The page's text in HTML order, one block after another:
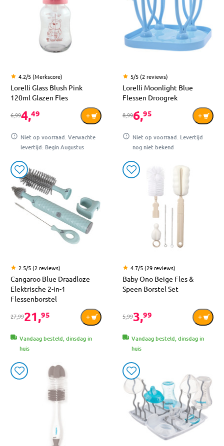
4.2/5 (Merkscore)
Lorelli Glass Blush Pink
120ml Glazen Fles
6,994,49
Niet op voorraad. Verwachte
levertijd: Begin Augustus
5/5 (2 reviews)
Lorelli Moonlight Blue
Flessen Droogrek
8,996,95
Niet op voorraad. Levertijd
nog niet bekend
2.5/5 (2 reviews)
Cangaroo Blue Draadloze
Elektrische 2-in-1
Flessenborstel
27,9921,95
Vandaag besteld, dinsdag in
huis
4.7/5 (29 reviews)
Baby Ono Beige Fles &
Speen Borstel Set
5,993,99
Vandaag besteld, dinsdag in
huis